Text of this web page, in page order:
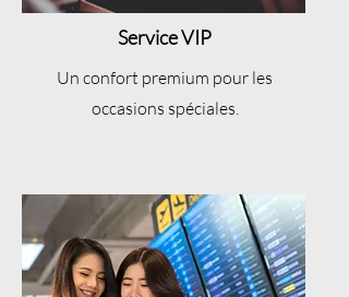
Service VIP
Un confort premium pour les
occasions spéciales.